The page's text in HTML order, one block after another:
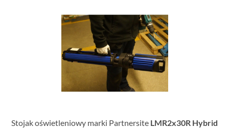
Stojak oświetleniowy marki Partnersite LMR2x30R Hybrid